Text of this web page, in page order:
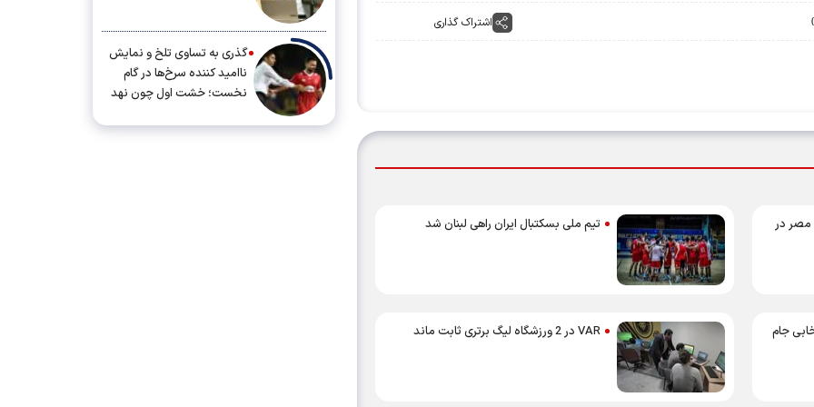
اشتراک گذاری
مصر در تیم ملی بسکتبال ایران راهی لبنان شد
جام VAR در 2 ورزشگاه لیگ برتری ثابت ماند
گذری به تساوی تلخ و نمایش
ناامید کننده سرخ‌ها در گام
نخست؛ خشت اول چون نهد